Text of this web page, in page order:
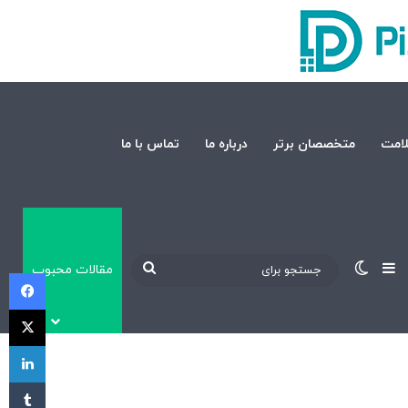
متخصصان برتر درباره ما تماس با ما
نوارکناریتغییر پوسته
جستجومقالات محبوب
X